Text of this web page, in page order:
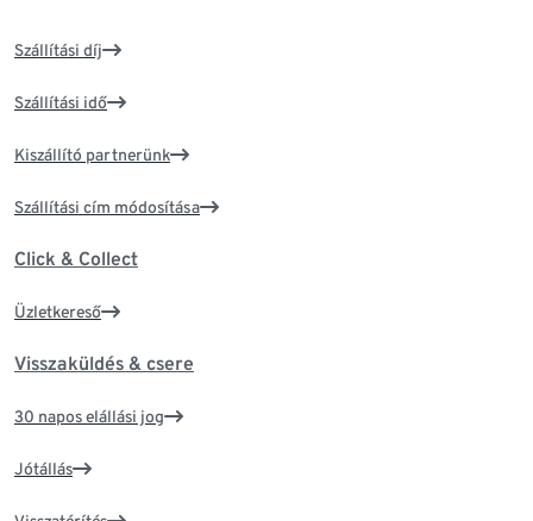
Szállítási díj
Szállítási idő
Kiszállító partnerünk
Szállítási cím módosítása
Click & Collect
Üzletkereső
Visszaküldés & csere
30 napos elállási jog
Jótállás